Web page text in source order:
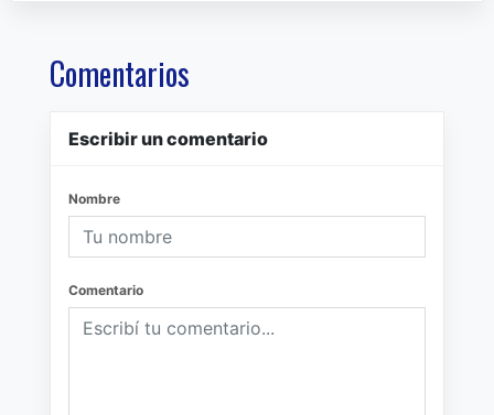
Comentarios
Escribir un comentario
Nombre
Comentario